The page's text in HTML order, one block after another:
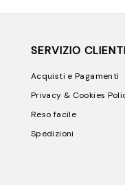
SERVIZIO CLIENTI
Acquisti e Pagamenti
Privacy & Cookies
Reso facile
Spedizioni